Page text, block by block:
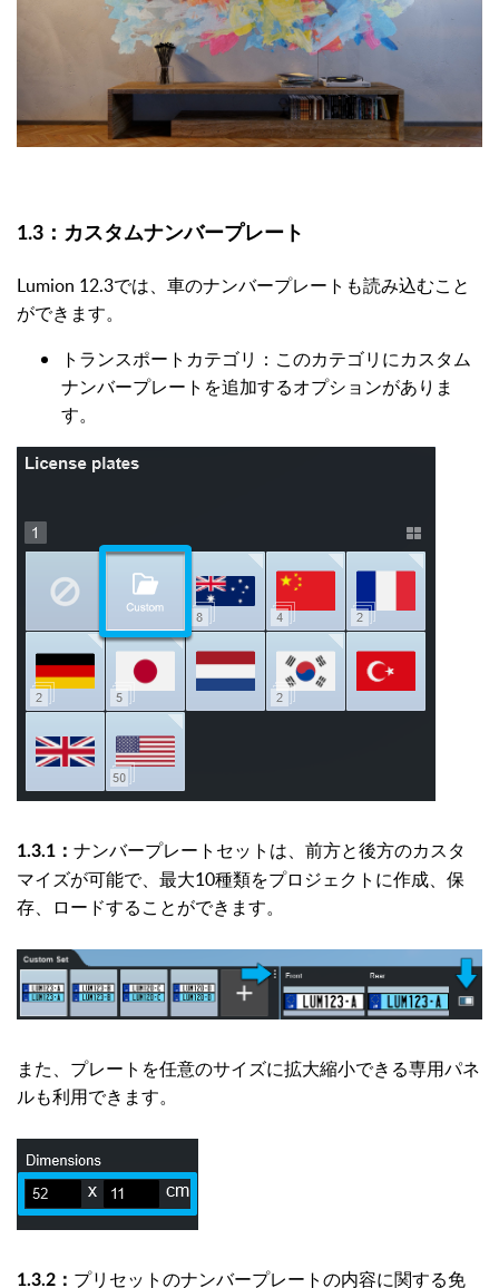
1.3： カスタムナンバープレート
Lumion 12.3では、車のナンバープレートも読み込むこと
ができます。
トランスポートカテゴリ：このカテゴリにカスタム
ナンバープレートを追加するオプションがありま
す。
1.3.1： ナンバープレートセットは、前方と後方のカスタ
マイズが可能で、最大10種類をプロジェクトに作成、保
存、ロードすることができます。
また、プレートを任意のサイズに拡大縮小できる専用パネ
ルも利用でき ます。
1.3.2： プリセットのナンバープレートの内容に関する免